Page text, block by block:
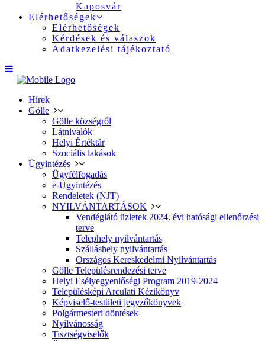
Kaposvár
Elérhetőségek
Elérhetőségek
Kérdések és válaszok
Adatkezelési tájékoztató
Hírek
Gölle
Gölle községről
Látnivalók
Helyi Értéktár
Szociális lakások
Ügyintézés
Ügyfélfogadás
e-Ügyintézés
Rendeletek (NJT)
NYILVÁNTARTÁSOK
Vendéglátó üzletek 2024. évi hatósági ellenőrzési
terve
Telephely nyilvántartás
Szálláshely nyilvántartás
Országos Kereskedelmi Nyilvántartás
Gölle Településrendezési terve
Helyi Esélyegyenlőségi Program 2019-2024
Településképi Arculati Kézikönyv
Képviselő-testületi jegyzőkönyvek
Polgármesteri döntések
Nyilvánosság
Tisztségviselők